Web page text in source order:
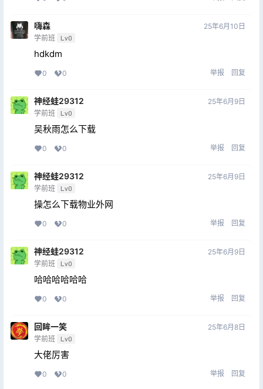
嗨森
学前班 Lv0
25年6月10日
hdkdm
0 0 举报 回复
神经蛙29312
学前班 Lv0
25年6月9日
吴秋雨怎么下载
0 0 举报 回复
神经蛙29312
学前班 Lv0
25年6月9日
操怎么下载物业外网
0 0 举报 回复
神经蛙29312
学前班 Lv0
25年6月9日
哈哈哈哈哈哈
0 0 举报 回复
回眸一笑
学前班 Lv0
25年6月8日
大佬厉害
0 0 举报 回复